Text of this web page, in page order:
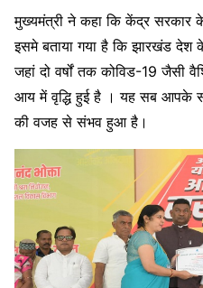
मुख्यमंत्री ने कहा कि केंद्र सरकार के
इसमे बताया गया है कि झारखंड देश
जहां दो वर्षों तक कोविड-19 जैसी
आय में वृद्धि हुई है । यह सब आपके
की वजह से संभव हुआ है।